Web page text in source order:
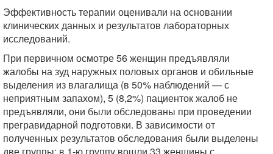
Эффективность терапии оценивали на основании
клинических данных и результатов лабораторных
исследований.
При первичном осмотре 56 женщин предъявляли
жалобы на зуд наружных половых органов и обильные
выделения из влагалища (в 50% наблюдений — с
неприятным запахом), 5 (8,2%) пациенток жалоб не
предъявляли, они были обследованы при проведении
прегравидарной подготовки. В зависимости от
полученных результатов обследования были выделены